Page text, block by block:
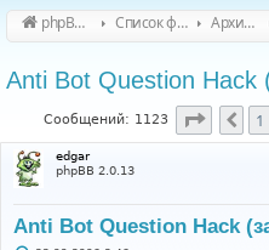
phpBB Guru Список форумов Архивные форумы
Anti Bot Question Hack
Сообщений: 1123 1
edgar
phpBB 2.0.13
Anti Bot Question Hack